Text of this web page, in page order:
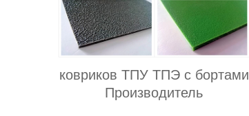
ковриков ТПУ ТПЭ с бортами
Производитель